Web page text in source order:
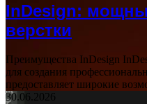
InDesign:
верстки
Преимущества InDesign
для создания
предоставляет широкие
30.06.2026